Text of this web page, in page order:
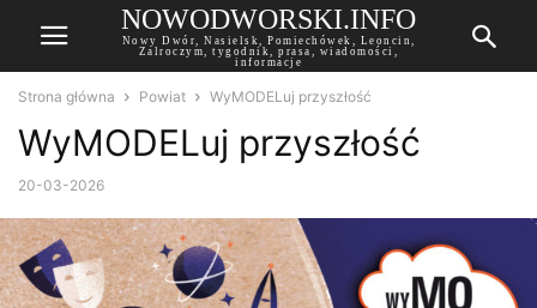
NOWODWORSKI.INFO
Nowy Dwór, Nasielsk, Pomiechówek, Leoncin,
Zalroczym, tygodnik, prasa, wiadomości,
informacje
Strona główna Powiat WyMODELuj przyszłość
WyMODELuj przyszłość
20-03-2026